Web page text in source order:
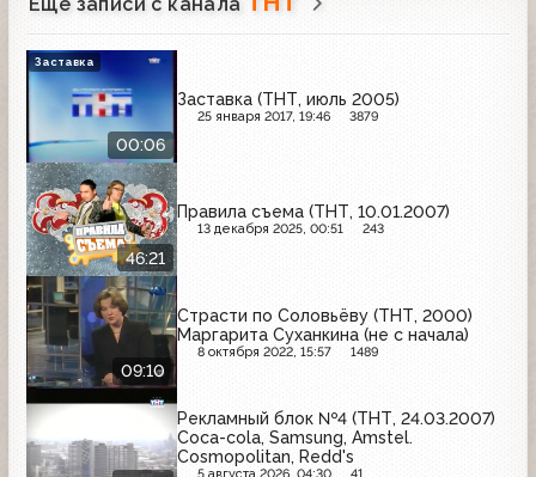
00:06
Заставка (ТНТ, июль 2005)
25 января 2017, 19:46 3879
Заставка
46:21
Правила съема (ТНТ, 10.01.2007)
13 декабря 2025, 00:51 243
09:10
Страсти по Соловьёву (ТНТ, 2000)
Маргарита Суханкина (не с начала)
8 октября 2022, 15:57 1489
Рекламный блок №4 (ТНТ, 24.03.2007)
Coca-cola, Samsung, Amstel.
Cosmopolitan, Redd's